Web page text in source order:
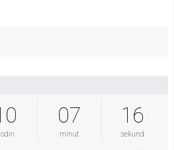
07
minut
15
sekund